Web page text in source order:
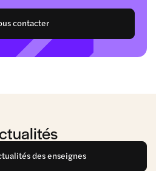
contacter
des enseignes